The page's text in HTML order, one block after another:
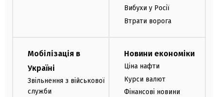
Вибухи у Росії
Втрати ворога
Мобілізація в
Україні
Звільнення з військової
служби
Новини економіки
Ціна нафти
Курси валют
Фінансові новини